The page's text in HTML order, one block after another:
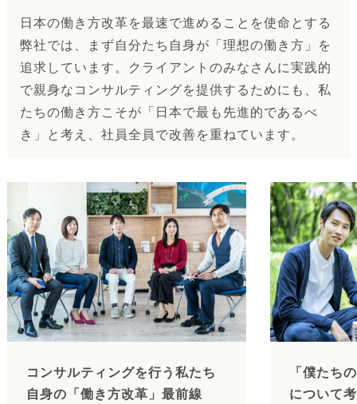
日本の働き方改革を最速で進めることを使命とする
弊社では、まず自分たち自身が「理想の働き方」を
追求しています。クライアントのみなさんに実践的
で親身なコンサルティングを提供するためにも、私
たちの働き方こそが「日本で最も先進的であるべ
き」と考え、社員全員で改善を重ねています。
コンサルティングを行う私たち
自身の「働き方改革」最前線
「僕たち
について